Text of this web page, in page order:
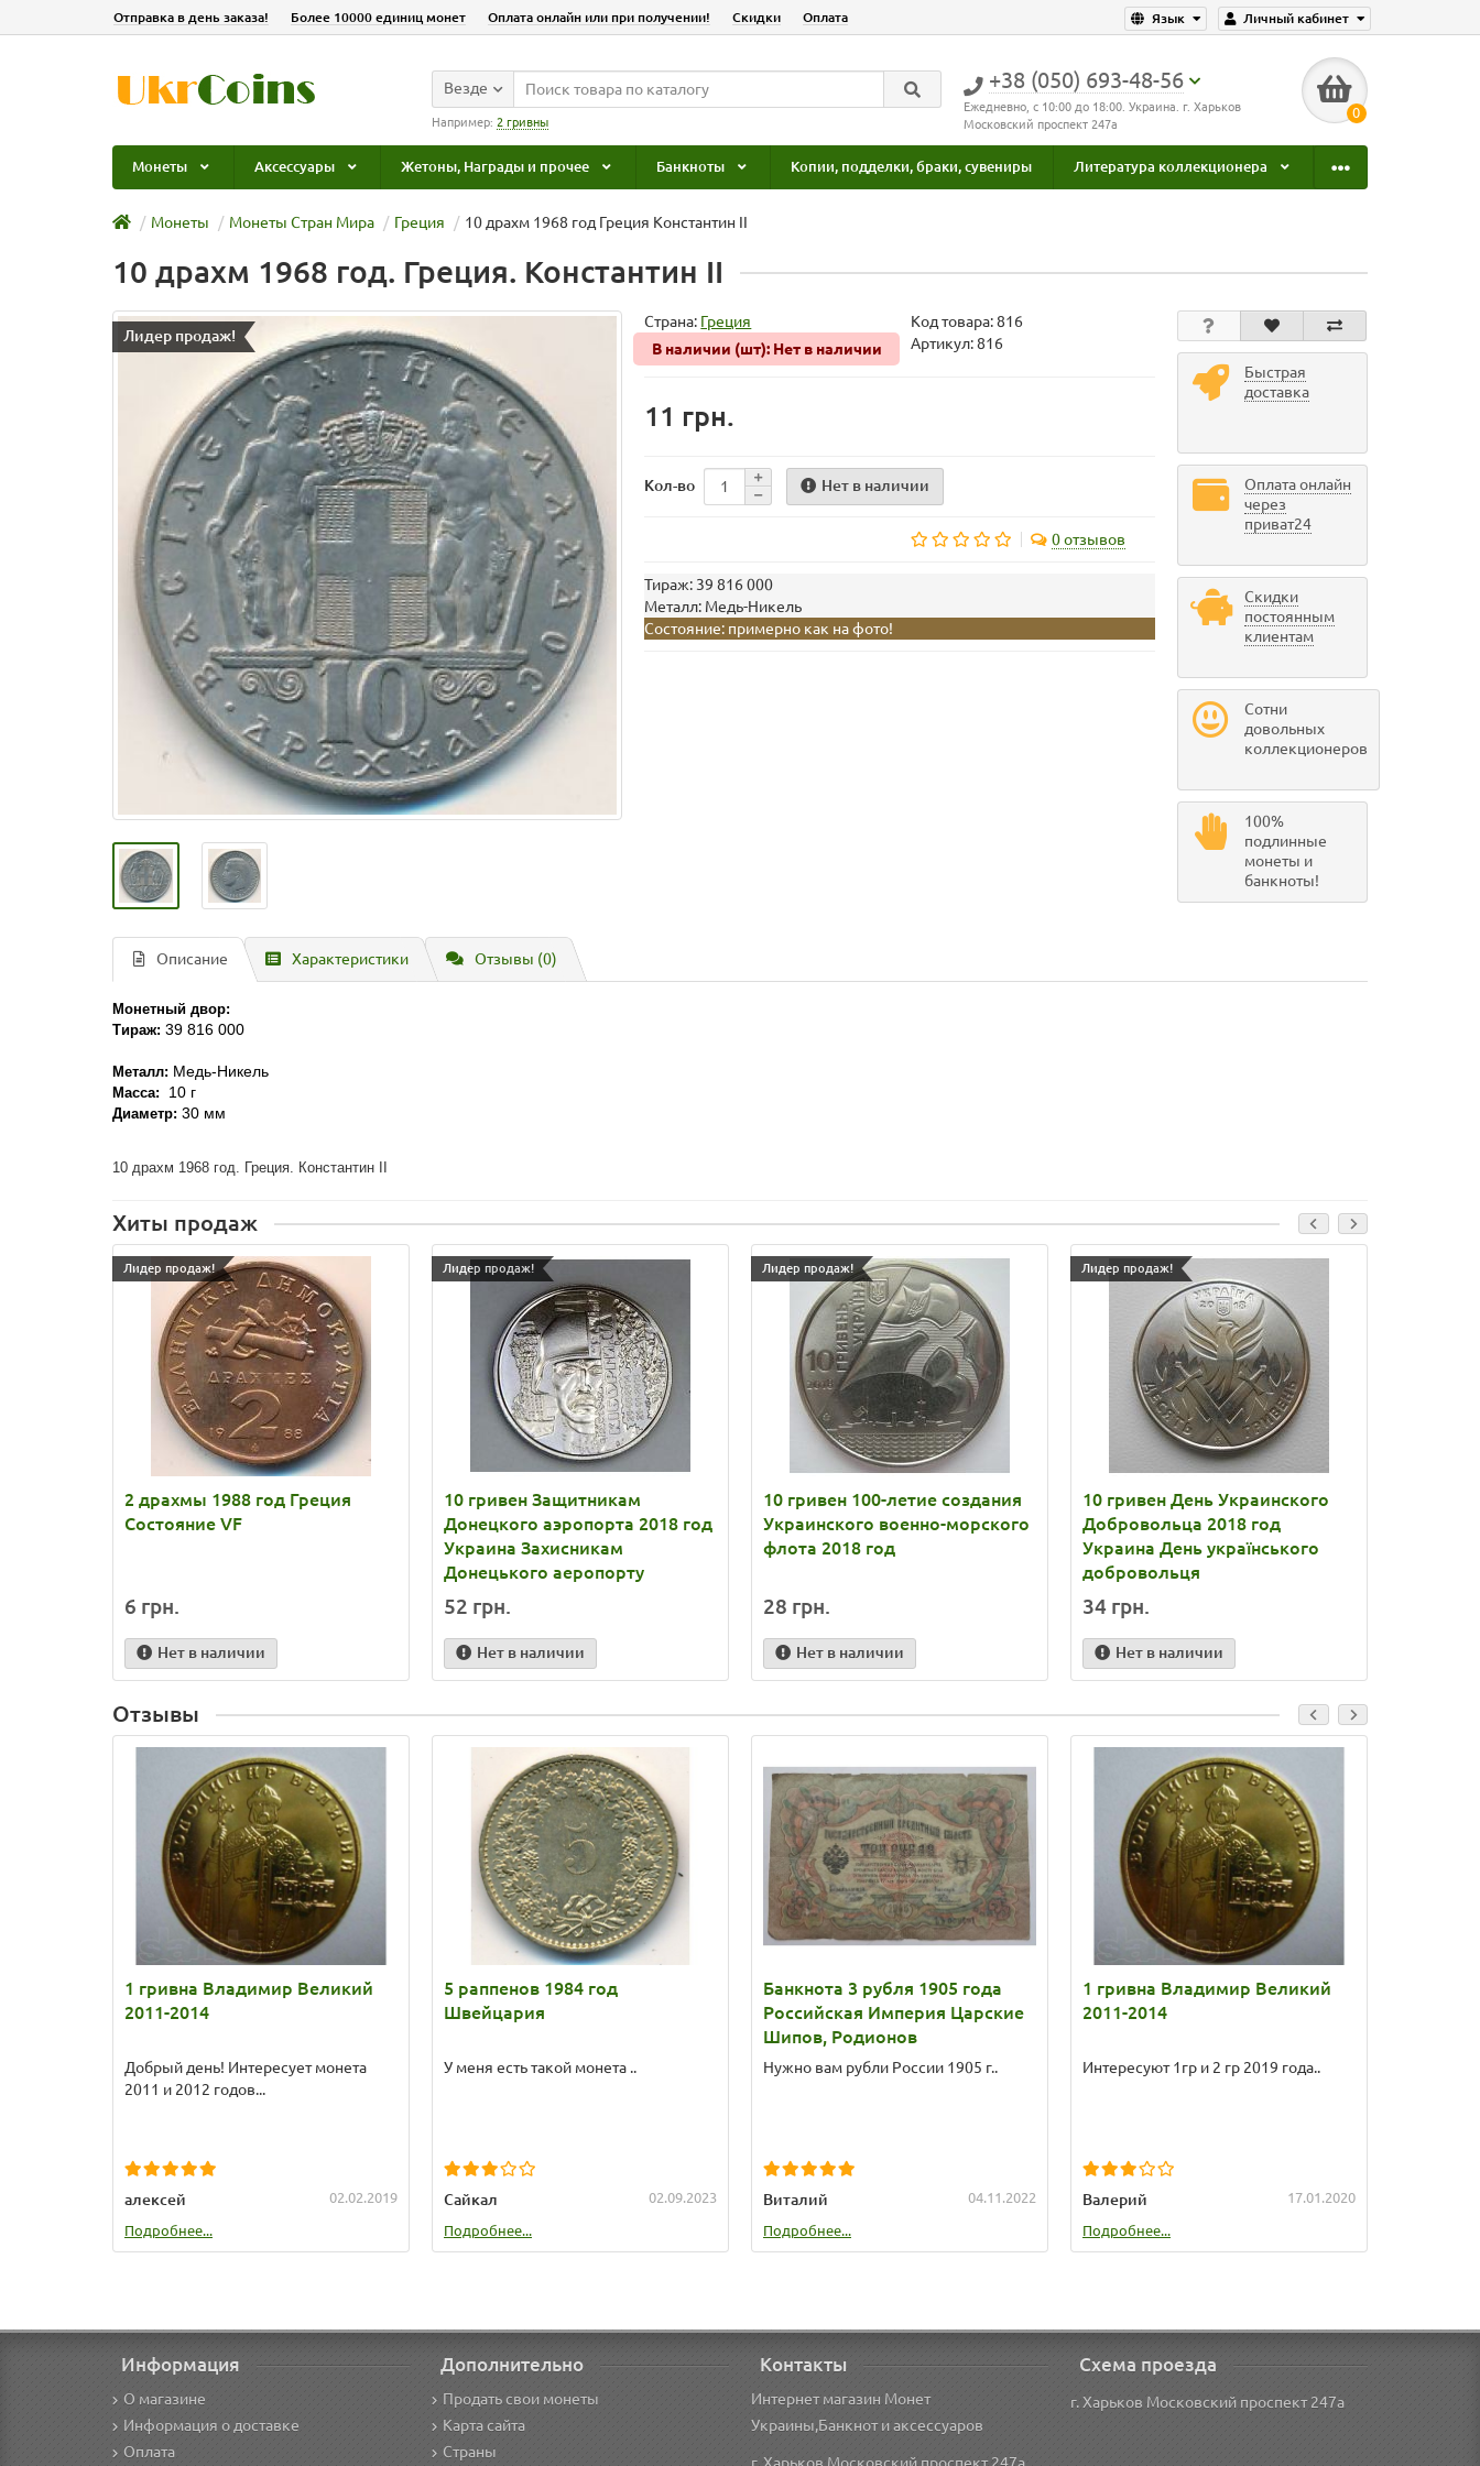
Личный кабинет
Язык
Отправка в день заказа! Более 10000 единиц монет Оплата онлайн или при получении! Скидки Оплата
+38 (050) 693-48-56
Ежедневно, с 10:00 до 18:00. Украина. г. Харьков
Московский проспект 247а
0
Везде
Например: 2 гривны
Монеты Аксессуары Жетоны, Награды и прочее Банкноты Копии, подделки, браки, сувениры Литература коллекционера
Монеты Монеты Стран Мира Греция 10 драхм 1968 год Греция Константин II
10 драхм 1968 год. Греция. Константин II
Лидер продаж!
Страна: Греция Код товара:816
В наличии (шт): Нет в наличии
Артикул: 816
11 грн.
Кол-во Нет в наличии
0 отзывов
Тираж: 39 816 000
Металл: Медь-Никель
Состояние: примерно как на фото!
Быстрая
доставка
Оплата онлайн
через
приват24
Скидки
постоянным
клиентам
Сотни
довольных
коллекционеров
100%
подлинные
монеты и
банкноты!
Описание Характеристики Отзывы (0)
Монетный двор:
Тираж: 39 816 000
Металл: Медь-Никель
Масса: 10 г
Диаметр: 30 мм
10 драхм 1968 год. Греция. Константин II
Хиты продаж
Лидер продаж!
2 драхмы 1988 год Греция
Состояние VF
6 грн.
Нет в наличии
Лидер продаж!
10 гривен Защитникам
Донецкого аэропорта 2018 год
Украина Захисникам
Донецького аеропорту
52 грн.
Нет в наличии
Лидер продаж!
10 гривен 100-летие создания
Украинского военно-морского
флота 2018 год
28 грн.
Нет в наличии
Лидер продаж!
10 гривен День Украинского
Добровольца 2018 год
Украина День українського
добровольця
34 грн.
Нет в наличии
Отзывы
1 гривна Владимир Великий
2011-2014
Добрый день! Интересует монета
2011 и 2012 годов...
алексей 02.02.2019
Подробнее...
5 раппенов 1984 год
Швейцария
У меня есть такой монета ..
Сайкал 02.09.2023
Подробнее...
Банкнота 3 рубля 1905 года
Российская Империя Царские
Шипов, Родионов
Нужно вам рубли России 1905 г..
Виталий 04.11.2022
Подробнее...
1 гривна Владимир Великий
2011-2014
Интересуют 1гр и 2 гр 2019 года..
Валерий 17.01.2020
Подробнее...
Информация
О магазине
Информация о доставке
Оплата
Дополнительно
Продать свои монеты
Карта сайта
Страны
Контакты
Интернет магазин Монет
Украины,Банкнот и аксессуаров
Схема проезда
г. Харьков Московский проспект 247а